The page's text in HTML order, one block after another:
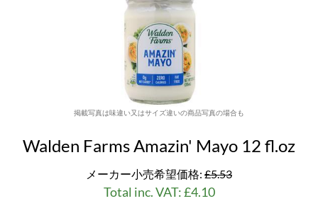
掲載写真は味違い又はサイズ違いの商品写真の場合も
Walden Farms Amazin' Mayo 12 fl.oz
メーカー小売希望価格: £5.53
Total inc. VAT: £4.10